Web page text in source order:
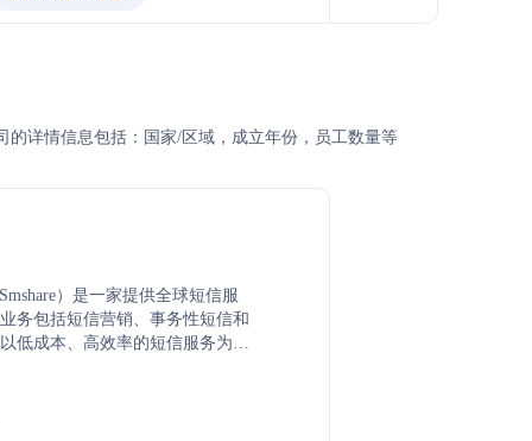
的详情信息包括：国家/区域，成立年份，员工数量等
）是一家提供全球短信服
务包括短信营销、事务性短信和
低成本、高效率的短信服务为特
、自动停止短信等功能，并与
、WooCommerce等电商平台集